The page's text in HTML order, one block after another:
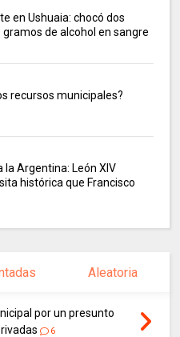
en Ushuaia: chocó dos
gramos de alcohol en sangre
recursos municipales?
la Argentina: León XIV
histórica que Francisco
Aleatoria
por un presunto
6